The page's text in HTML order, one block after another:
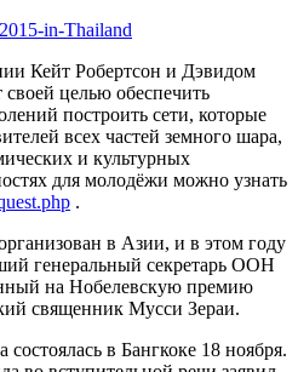
Кейт Робертсон и Дэвидом
целью обеспечить
построить сети, которые
всех частей земного шара,
и культурных
для молодёжи можно узнать
.
в Азии, и в этом году
генеральный секретарь ООН
на Нобелевскую премию
священник Мусси Зераи.
в Бангкоке 18 ноября.